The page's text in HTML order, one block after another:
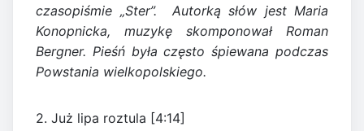
czasopiśmie „Ster”. Autorką słów jest Maria
Konopnicka, muzykę skomponował Roman
Bergner. Pieśń była często śpiewana podczas
Powstania wielkopolskiego.
2. Już lipa roztula [4:14]